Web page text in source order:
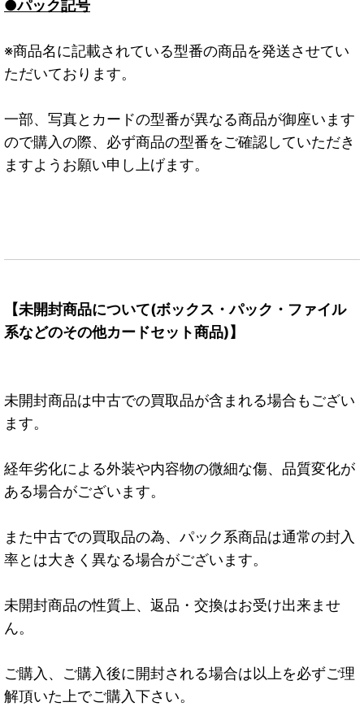
●パック記号
※商品名に記載されている型番の商品を発送させてい
ただいております。
一部、写真とカードの型番が異なる商品が御座います
ので購入の際、必ず商品の型番をご確認していただき
ますようお願い申し上げます。
【未開封商品について(ボックス・パック・ファイル
系などのその他カードセット商品)】
未開封商品は中古での買取品が含まれる場合もござい
ます。
経年劣化による外装や内容物の微細な傷、品質変化が
ある場合がございます。
また中古での買取品の為、パック系商品は通常の封入
率とは大きく異なる場合がございます。
未開封商品の性質上、返品・交換はお受け出来ませ
ん。
ご購入、ご購入後に開封される場合は以上を必ずご理
解頂いた上でご購入下さい。